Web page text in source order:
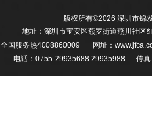
版权所有©2026 深圳市锦
地址：深圳市宝安区燕罗街道燕川社
全国服务热4008860009 网址：
电话：0755-29935688 29935988 传真